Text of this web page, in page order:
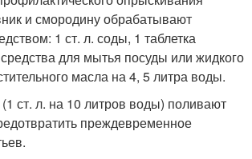
и смородину обрабатывают
1 ст. л. соды, 1 таблетка
для мытья посуды или жидкого
масла на 4, 5 литра воды.
ст. л. на 10 литров воды) поливают
преждевременное